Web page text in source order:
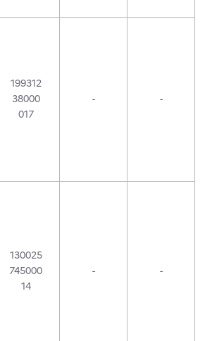
199312
38000
017
- -
130025
745000
14
- -